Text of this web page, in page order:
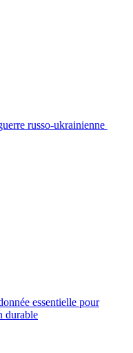
russo-ukrainienne
essentielle pour
durable